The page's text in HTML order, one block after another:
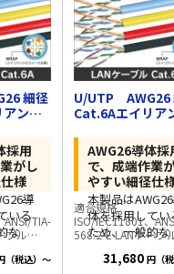
■■
径:0.7mm～0.8mm
ケーブル径:Φ5～
付属品:コネクタ本
ィバイダー、ロー
ー、ブーツ 1箱
■■当社専用ケーブ
■■ ※他社製
ーブルも対応して
す
■■推奨工具
細径
ンク
リール
イト
採用
がし
様
導
いる
な
プと
TIA-
ギガビッ
（税込）～
U/UTP AWG26
Cat.6Aエイリア
ケーブル 300m
内蔵箱入 ブルー
AWG26導体採
で、成端作業
やすい細径仕
本製品は
体を採用してい
ため、一般的な
多い太径タイ
適合規格
ISO/IEC11801、
568.2-E LANケーブル
AWG26 細径 10ギ
31,680 円（